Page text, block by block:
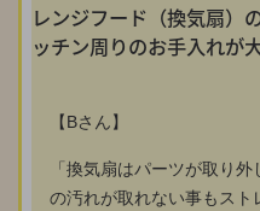
レンジフード（換気扇）
ッチン周りのお手入れが
【Bさん】
「換気扇はパーツが取り
の汚れが取れない事もスト